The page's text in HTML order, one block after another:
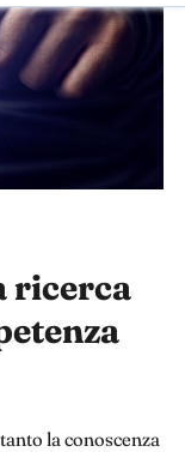
ricerca
la conoscenza